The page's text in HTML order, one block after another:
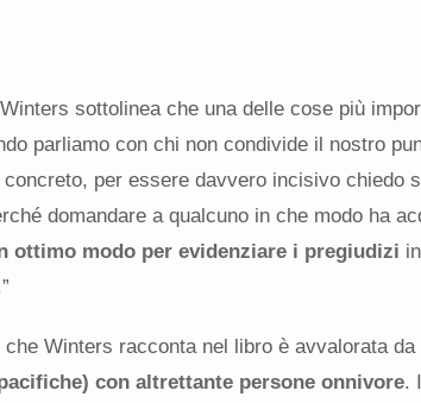
sottolinea che una delle cose più
parliamo con chi non condivide il nostro
concreto, per essere davvero incisivo chiedo
domandare a qualcuno in che modo ha
ottimo modo per evidenziare i pregiudizi
che Winters racconta nel libro è avvalorata da
con altrettante persone onnivore.